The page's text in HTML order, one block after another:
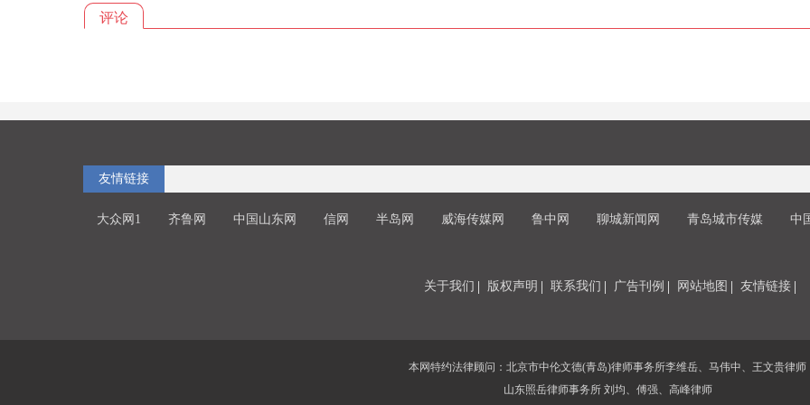
评论
友情链接
大众网1 齐鲁网 中国山东网 信网 半岛网 威海传媒网 鲁中网 聊城新闻网 青岛城市传媒 中
关于我们 版权声明 联系我们 广告刊例 网站地图 友情链接
本网特约法律顾问：北京市中伦文德(青岛)律师事务所李维岳、马伟中、王文贵律师
山东照岳律师事务所 刘均、傅强、高峰律师